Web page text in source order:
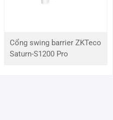
Cổng swing barrier ZKTeco
Saturn-S1200 Pro